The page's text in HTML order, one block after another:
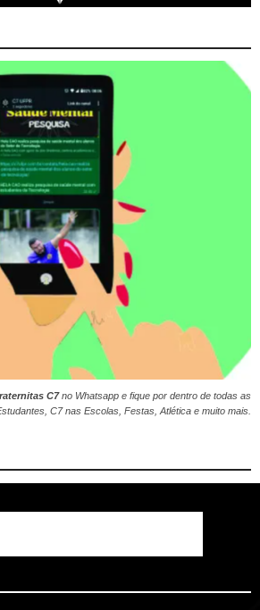
C7no Whatsapp e fique por dentro de todas as
C7 nas Escolas, Festas, Atlética e muito mais.